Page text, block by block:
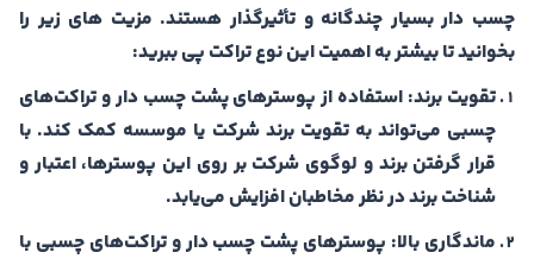
چسب دار بسیار چندگانه و تأثیرگذار هستند. مزیت های زیر را
بخوانید تا بیشتر به اهمیت این نوع تراکت پی ببرید:
تقویت برند: استفاده از پوسترهای پشت چسب دار و تراکت‌های
چسبی می‌تواند به تقویت برند شرکت یا موسسه کمک کند. با
قرار گرفتن برند و لوگوی شرکت بر روی این پوسترها، اعتبار و
شناخت برند در نظر مخاطبان افزایش می‌یابد.
ماندگاری بالا: پوسترهای پشت چسب دار و تراکت‌های چسبی با